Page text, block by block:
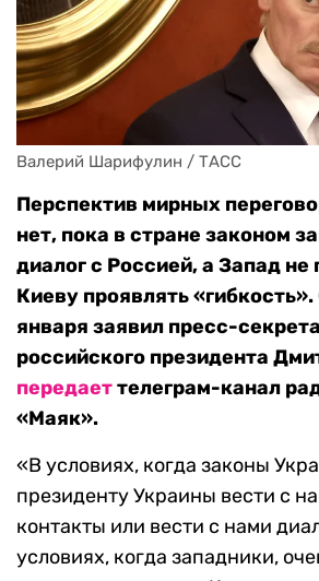
Валерий Шарифулин / ТАСС
Перспектив мирных
нет, пока в стране законом
диалог с Россией, а Запад не
Киеву проявлять «гибкость».
января заявил пресс-
российского президента
передаеттелеграм-канал
«Маяк».
«В условиях, когда законы
президенту Украины вести с
контакты или вести с нами
условиях, когда западники,